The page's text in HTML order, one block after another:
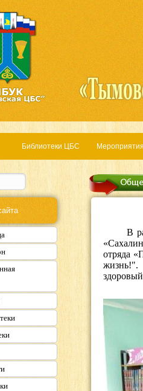
Библиотеки ЦБС Мероприятия
В
отряда
жизнь!".